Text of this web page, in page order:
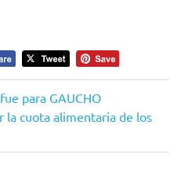
para GAUCHO
la cuota alimentaria de los